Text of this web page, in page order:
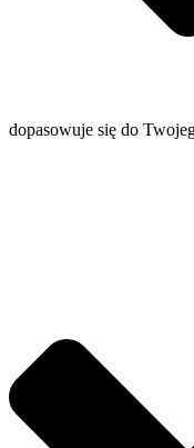
dopasowuje się do